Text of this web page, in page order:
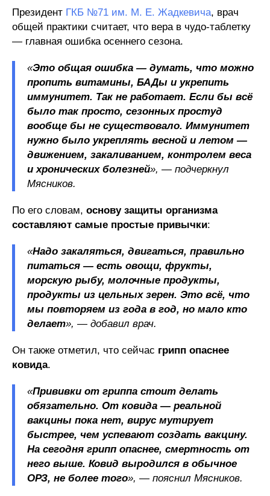
Президент ГКБ №71 им. М. Е. Жадкевича, врач
общей практики считает, что вера в чудо-таблетку
— главная ошибка осеннего сезона.
«Это общая ошибка — думать, что можно
пропить витамины, БАДы и укрепить
иммунитет. Так не работает. Если бы всё
было так просто, сезонных простуд
вообще бы не существовало. Иммунитет
нужно было укреплять весной и летом —
движением, закаливанием, контролем веса
и хронических болезней», — подчеркнул
Мясников.
По его словам, основу защиты организма
составляют самые простые привычки:
«Надо закаляться, двигаться, правильно
питаться — есть овощи, фрукты,
морскую рыбу, молочные продукты,
продукты из цельных зерен. Это всё, что
мы повторяем из года в год, но мало кто
делает», — добавил врач.
Он также отметил, что сейчас грипп опаснее
ковида.
«Прививки от гриппа стоит делать
обязательно. От ковида — реальной
вакцины пока нет, вирус мутирует
быстрее, чем успевают создать вакцину.
На сегодня грипп опаснее, смертность от
него выше. Ковид выродился в обычное
ОРЗ, не более того», — пояснил Мясников.